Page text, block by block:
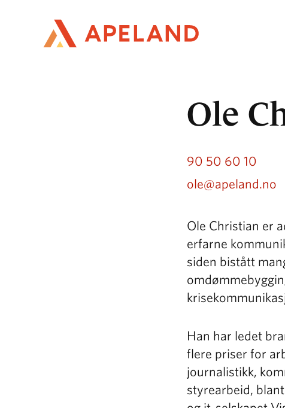
hovedinnhold
Ole
90 50 60 10
ole@apeland.no
Ole Christian er
erfarne
siden bistått
Han har ledet
flere priser for
journalistikk,
styrearbeid,